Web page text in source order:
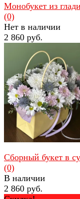
избранное сравнить
Монобукет из
(0)
Нет в наличии
2 860 руб.
Сборный букет в
(0)
В наличии
2 860 руб.